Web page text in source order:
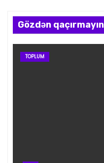
Gözdən qaçırmayın
TOPLUM